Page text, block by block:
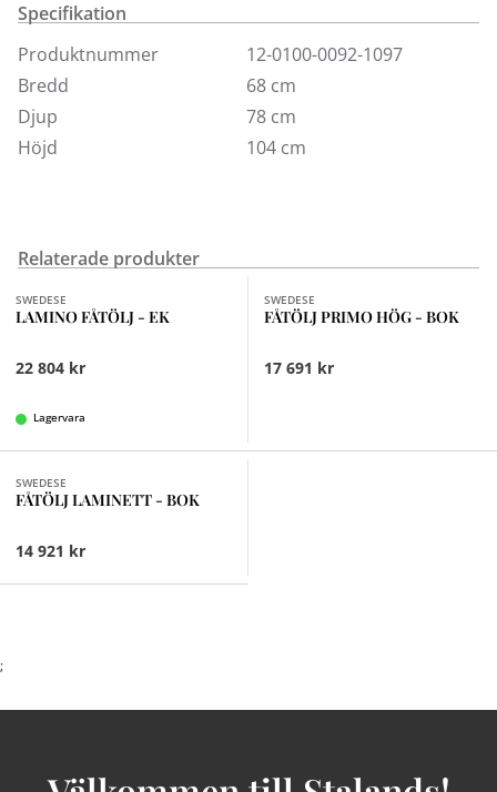
Visas här i oljad ek med sadelgjord i svart eller natur.
Primo finns även som låg modell samt med tillhörande
fotpall.
Specifikation
Produktnummer
12-0100-0092-1097
Bredd
68 cm
Djup
78 cm
Höjd
104 cm
Relaterade produkter
Finns i fler val (7)
SWEDESE
LAMINO FÅTÖLJ - EK
22 804 kr
Lagervara
SWEDESE
FÅTÖLJ PRIMO HÖG - BOK
17 691 kr
SWEDESE
FÅTÖLJ LAMINETT - BOK
14 921 kr
;